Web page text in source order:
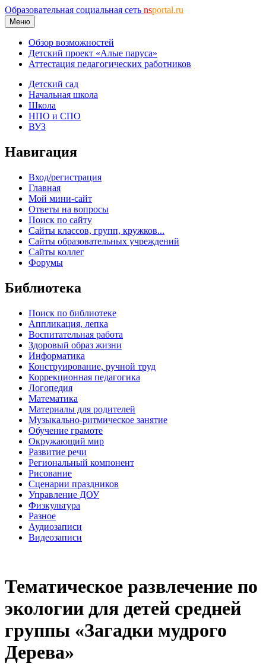
Образовательная социальная сеть nsportal.ru
Меню
Обзор возможностей
Детский проект «Алые паруса»
Аттестация педагогических работников
Детский сад
Начальная школа
Школа
НПО и СПО
ВУЗ
Навигация
Вход/регистрация
Главная
Мой мини-сайт
Ответы на вопросы
Поиск по сайту
Сайты классов, групп, кружков...
Сайты образовательных учреждений
Сайты коллег
Форумы
Библиотека
Поиск по библиотеке
Аппликация, лепка
Воспитательная работа
Здоровый образ жизни
Информатика
Конструирование, ручной труд
Коррекционная педагогика
Логопедия
Математика
Материалы для родителей
Музыкально-ритмическое занятие
Обучение грамоте
Окружающий мир
Развитие речи
Региональный компонент
Рисование
Сценарии праздников
Управление ДОУ
Физкультура
Разное
Аудиозаписи
Видеозаписи
Тематическое развлечение по
экологии для детей средней
группы «Загадки мудрого
Дерева»